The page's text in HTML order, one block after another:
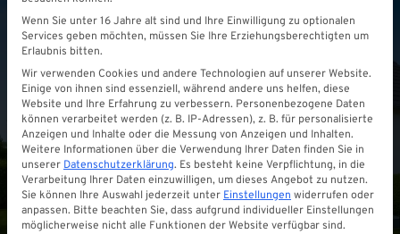
Wenn Sie unter 16 Jahre alt sind und Ihre Einwilligung zu optionalen
Services geben möchten, müssen Sie Ihre Erziehungsberechtigten um
Erlaubnis bitten.
Wir verwenden Cookies und andere Technologien auf unserer Website.
Einige von ihnen sind essenziell, während andere uns helfen, diese
Website und Ihre Erfahrung zu verbessern. Personenbezogene Daten
können verarbeitet werden (z. B. IP-Adressen), z. B. für personalisierte
Anzeigen und Inhalte oder die Messung von Anzeigen und Inhalten.
Weitere Informationen über die Verwendung Ihrer Daten finden Sie in
unserer Datenschutzerklärung. Es besteht keine Verpflichtung, in die
Verarbeitung Ihrer Daten einzuwilligen, um dieses Angebot zu nutzen.
Sie können Ihre Auswahl jederzeit unter Einstellungen widerrufen oder
anpassen. Bitte beachten Sie, dass aufgrund individueller Einstellungen
möglicherweise nicht alle Funktionen der Website verfügbar sind.